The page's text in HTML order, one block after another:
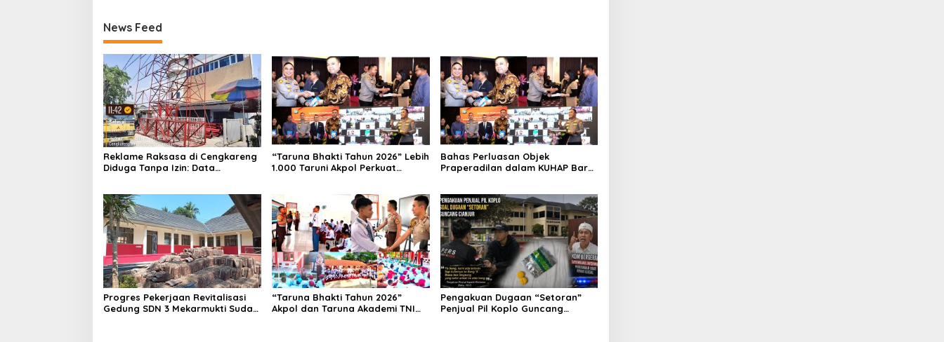
News Feed
Reklame Raksasa di Cengkareng
Diduga Tanpa Izin: Data
“Taruna Bhakti Tahun 2026” Lebih
1.000 Taruni Akpol Perkuat
Bahas Perluasan Objek
Praperadilan dalam KUHAP Baru,
Progres Pekerjaan Revitalisasi
Gedung SDN 3 Mekarmukti Sudah
“Taruna Bhakti Tahun 2026”
Akpol dan Taruna Akademi TNI
Pengakuan Dugaan “Setoran”
Penjual Pil Koplo Guncang